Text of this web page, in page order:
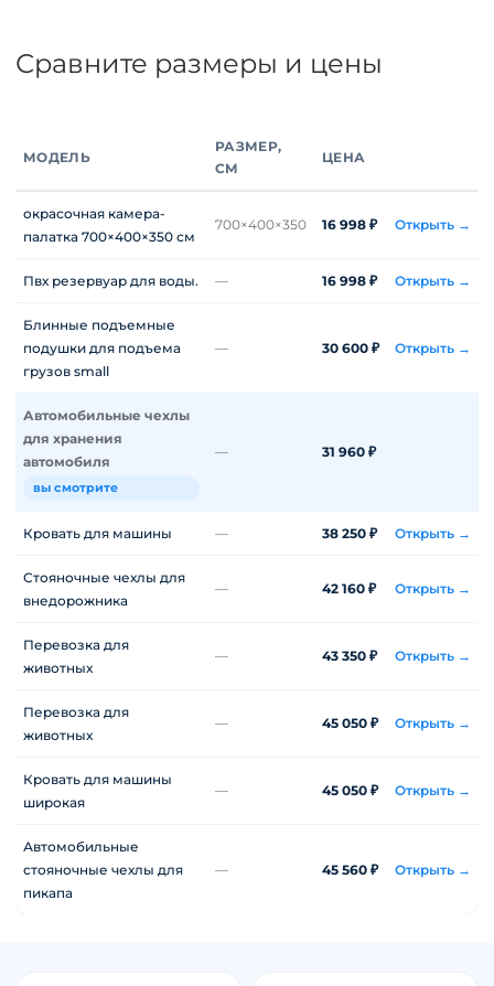
Сравните размеры и цены
МОДЕЛЬ
РАЗМЕР,
СМ
ЦЕНА
окрасочная камера-
палатка 700×400×350 см
700×400×350 16 998 ₽ Открыть →
Пвх резервуар для воды. — 16 998 ₽ Открыть →
Блинные подъемные
подушки для подъема
грузов small
— 30 600 ₽ Открыть →
Автомобильные чехлы
для хранения
автомобиля
вы смотрите
— 31 960 ₽
Кровать для машины — 38 250 ₽ Открыть →
Стояночные чехлы для
внедорожника
— 42 160 ₽ Открыть →
Перевозка для
животных
— 43 350 ₽ Открыть →
Перевозка для
животных
— 45 050 ₽ Открыть →
Кровать для машины
широкая
— 45 050 ₽ Открыть →
Автомобильные
стояночные чехлы для
пикапа
— 45 560 ₽ Открыть →